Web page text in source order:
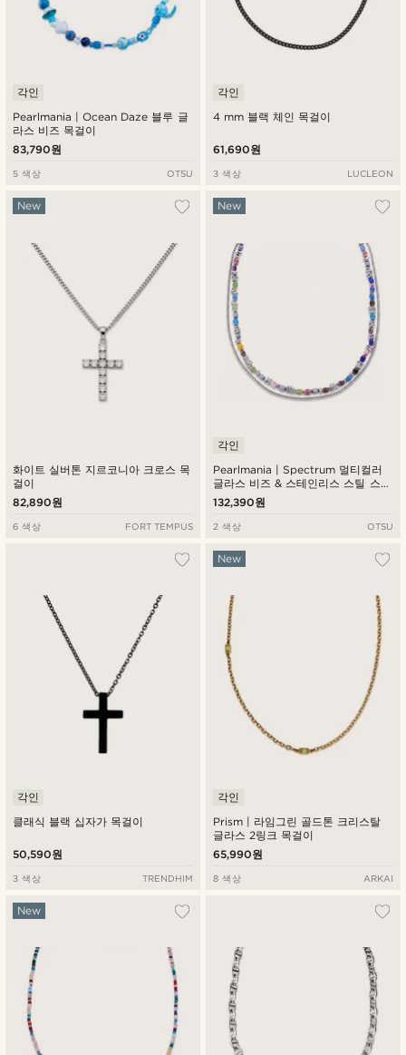
Pearlmania | Ocean Daze 블루 글
라스 비즈 목걸이
각인
83,790원
5 색상 OTSU
4 mm 블랙 체인 목걸이
각인
61,690원
3 색상 LUCLEON
화이트 실버톤 지르코니아 크로스 목
걸이
New
82,890원
6 색상 FORT TEMPUS
Pearlmania | Spectrum 멀티컬러
글라스 비즈 & 스테인리스 스틸 스펙
트럼 목걸이
New
각인
132,390원
2 색상 OTSU
클래식 블랙 십자가 목걸이
각인
50,590원
3 색상 TRENDHIM
Prism | 라임그린 골드톤 크리스탈
글라스 2링크 목걸이
New
각인
65,990원
8 색상 ARKAI
New